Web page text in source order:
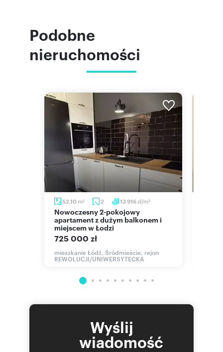
Podobne
nieruchomości
52,10 m2 2 13 916zł/m2
Nowoczesny 2-pokojowy
apartament z dużym balkonem i
miejscem w Łodzi
725 000 zł
mieszkanie Łódź, Śródmieście, rejon
REWOLUCJI/UNIWERSYTECKA
Wyślij
wiadomość